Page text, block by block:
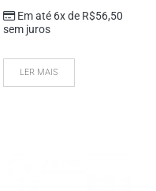
Em até 6x de R$56,50
sem juros
LER MAIS